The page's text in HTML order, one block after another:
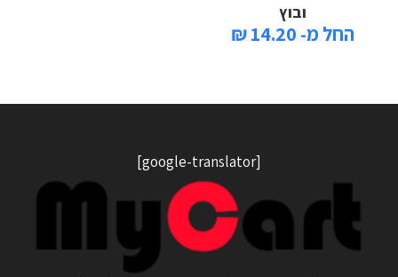
ובוץ
החל מ- 14.20 ₪
[google-translator]